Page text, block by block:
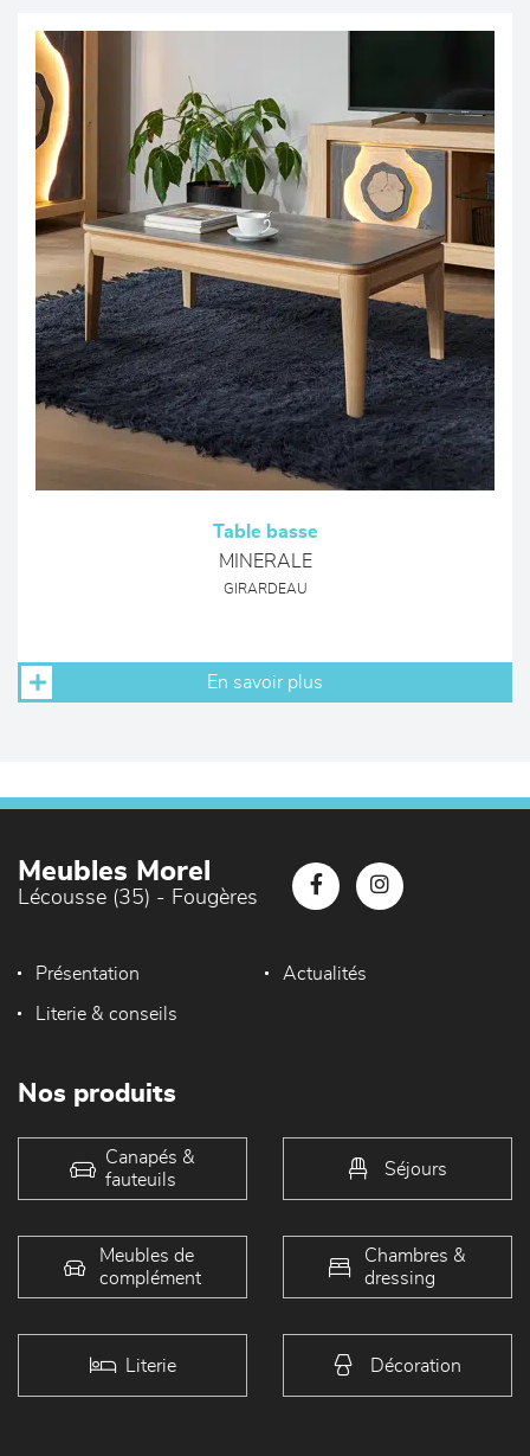
Table basse
MINERALE
GIRARDEAU
En savoir plus
Meubles Morel
Lécousse (35) - Fougères
Présentation Actualités
Literie & conseils
Nos produits
Canapés &
fauteuils
Séjours
Meubles de
complément
Chambres &
dressing
Literie Décoration